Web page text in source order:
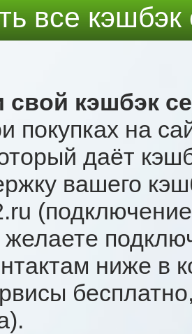
все
кэшбэк
покупках на
даёт
вашего
ниже в